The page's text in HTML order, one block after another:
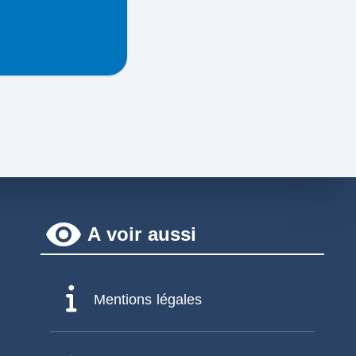
remove_red_eye A voir aussi
Mentions légales